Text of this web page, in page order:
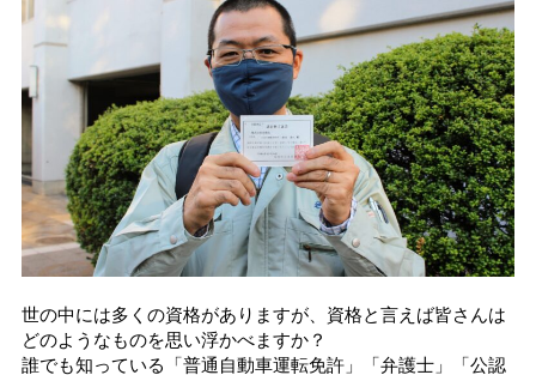
世の中には多くの資格がありますが、資格と言えば皆さんは
どのようなものを思い浮かべますか？
誰でも知っている「普通自動車運転免許」「弁護士」「公認